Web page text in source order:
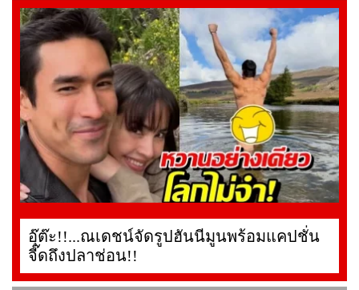
อุ๊ต๊ะ!!...ณเดชน์จัดรูปฮันนีมูนพร้อมแคปชั่น
จี๊ดถึงปลาช่อน!!